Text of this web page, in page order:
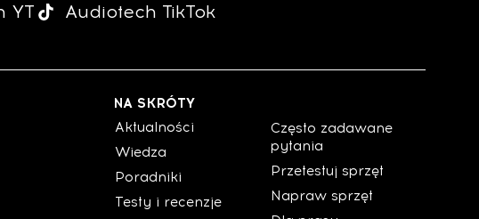
YT Audiotech TikTok
NA SKRÓTY
Aktualności
Wiedza
Poradniki
Testy i recenzje
Często zadawane
pytania
Przetestuj sprzęt
Napraw sprzęt